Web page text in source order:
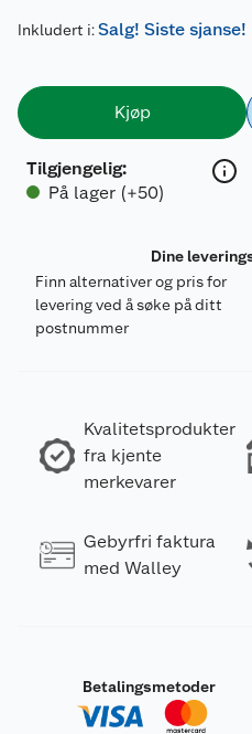
Inkludert i:Salg! Siste sjanse!
Kjøp
Tilgjengelig:
På lager (+50)
Dine
Finn alternativer og pris for
levering ved å søke på ditt
postnummer
Kvalitetsprodukter
fra kjente
merkevarer
Gebyrfri faktura
med Walley
Betalingsmetoder